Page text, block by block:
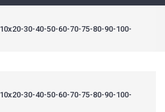
30-40-50-60-70-75-80-90-100-
30-40-50-60-70-75-80-90-100-